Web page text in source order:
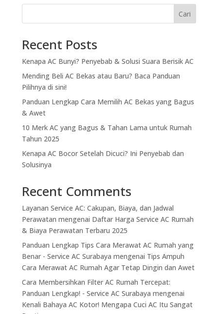
Cari
Recent Posts
Kenapa AC Bunyi? Penyebab & Solusi Suara Berisik AC
Mending Beli AC Bekas atau Baru? Baca Panduan
Pilihnya di sini!
Panduan Lengkap Cara Memilih AC Bekas yang Bagus
& Awet
10 Merk AC yang Bagus & Tahan Lama untuk Rumah
Tahun 2025
Kenapa AC Bocor Setelah Dicuci? Ini Penyebab dan
Solusinya
Recent Comments
Layanan Service AC: Cakupan, Biaya, dan Jadwal
Perawatan mengenai Daftar Harga Service AC Rumah
& Biaya Perawatan Terbaru 2025
Panduan Lengkap Tips Cara Merawat AC Rumah yang
Benar - Service AC Surabaya mengenai Tips Ampuh
Cara Merawat AC Rumah Agar Tetap Dingin dan Awet
Cara Membersihkan Filter AC Rumah Tercepat:
Panduan Lengkap! - Service AC Surabaya mengenai
Kenali Bahaya AC Kotor! Mengapa Cuci AC Itu Sangat